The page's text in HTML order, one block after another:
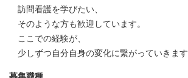
訪問看護を学びたい、
そのような方も歓迎しています。
ここでの経験が、
少しずつ自分自身の変化に繋がっていきます
募集職種